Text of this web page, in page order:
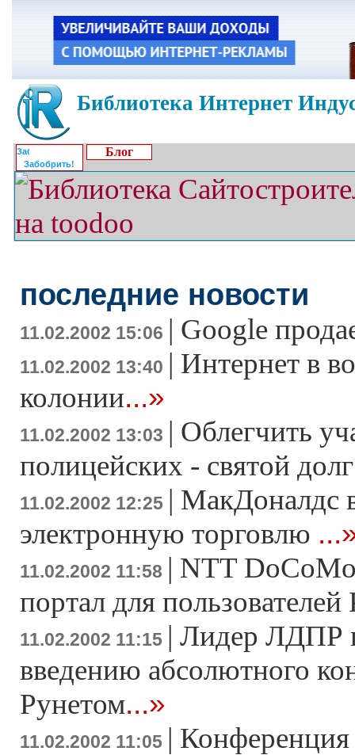
Библиотека Интернет
Забобрить!
Блог
последние новости
11.02.2002 15:06 | Google
11.02.2002 13:40 | Интернет в
колонии...»
11.02.2002 13:03 | Облегчить
полицейских - святой
11.02.2002 12:25 | МакДоналдс
электронную торговлю
11.02.2002 11:58 | NTT
портал для
11.02.2002 11:15 | Лидер ЛДПР
введению абсолютного
Рунетом...»
11.02.2002 11:05 |